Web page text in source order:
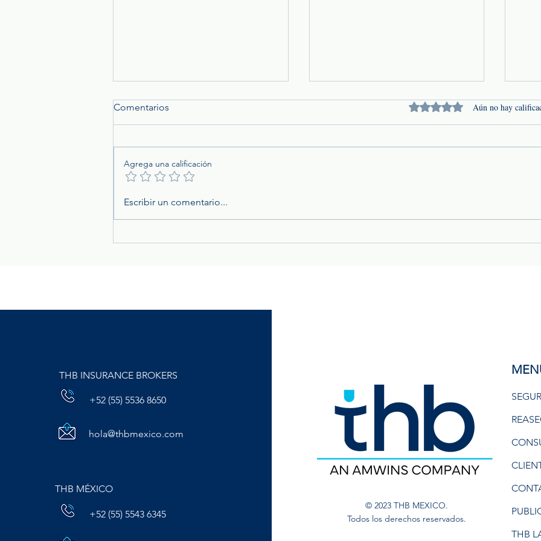
Rayos y tormentas eléctricas:
subestimar
Comentarios Obtuvo 0 de 5 estrellas.
Aún no hay
Agrega una calificación
Escribir un comentario...
THB INSURANCE BROKERS
+52 (55) 5536 8650
hola@thbmexico.com
THB MÉXICO
+52 (55) 5543 6345
© 2023 THB MEXICO.
Todos los derechos reservados.
THB